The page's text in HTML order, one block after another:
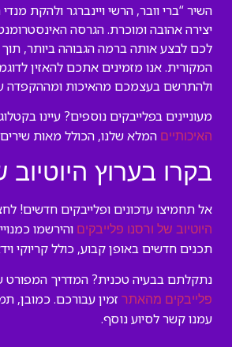
השיר “ברי וובר, הרשי ויינברגר ולהקת
יצירה אהובה ומוכרת. הגרסה
לכם לבצע אותה ברמה הגבוהה ביותר, תוך
המקורית. אנו מזמינים אתכם להאזין
ולהתרשם בעצמכם מהאיכות ומההקפדה
מעוניינים בפלייבקים נוספים? עיינו בקטלוג
האיכותיים המלא שלנו, הכולל מאות שירים
בקרו בערוץ היוטיוב
אל תחמיצו עדכונים ופלייבקים חדשים!
היוטיוב של ורסנו פלייבקים והירשמו
תכנים חדשים באופן קבוע, כולל קריוקי
נתקלתם בבעיה טכנית? המדריך המפורט
פלייבקים מהאתר זמין עבורכם. כמובן,
עמנו קשר לסיוע נוסף.